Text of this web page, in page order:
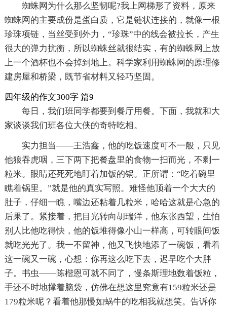
蜘蛛网为什么那么坚韧呢?我上网梯形了资料，原来
蜘蛛网的主要成份是蛋白质，它是链状连接的，就像一根
珍珠项链，当丝受到外力，“珍珠”中的线会被拉长，产生
很大的弹力抗衡，所以蜘蛛丝就很结实，有的蜘蛛网上放
上一个酒杯也不会掉到地上。科学家利用蜘蛛网的原理修
建房屋和桥梁，既节省材料又轻巧坚固。
四年级的作文300字 篇9
每日，我们班同学都要到餐厅用餐。下面，我就和大
家谈谈我们班各位大侠的奇特吃相。
实力担当——王浩鑫，他的吃饭速度可不一般，只见
他狼吞虎咽，三下两下把餐盘里的食物一扫而光，不剩一
粒米。眼睛还死死地盯着加饭的锅。正所谓：“吃着碗里
瞧着锅里。”就是他的真实写照。难怪他顶着一个大大的
肚子，仔细一瞧，嘴边还粘着几粒米，哈哈这就是心急的
后果了。紧接着，把目光转向胡瑞洋，他东张西望，生怕
别人比他吃得快，他的饭堆得像小山一样高，可转眼间饭
就吃光光了。我一不留神，他又飞快地添了一碗饭，看着
这一碗又一碗，心想：你再这么吃下去，迟早吃个大胖
子。书虫——陈楷恩可就不同了，慢条斯理地数着饭粒，
手还不时地撑着脑袋，仿佛在想这里究竟有159粒米还是
179粒米呢？看着他那慢如蜗牛的吃相我就想笑。告诉你